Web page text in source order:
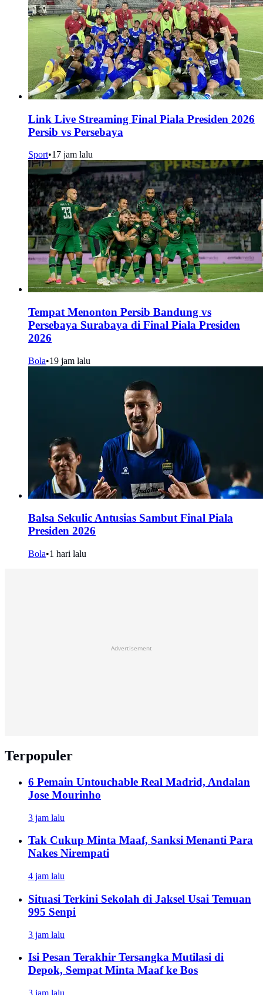
Link Live Streaming Final Piala Presiden 2026
Persib vs Persebaya
Sport•17 jam lalu
Tempat Menonton Persib Bandung vs
Persebaya Surabaya di Final Piala Presiden
2026
Bola•19 jam lalu
Balsa Sekulic Antusias Sambut Final Piala
Presiden 2026
Bola•1 hari lalu
Advertisement
Terpopuler
6 Pemain Untouchable Real Madrid, Andalan
Jose Mourinho
3 jam lalu
Tak Cukup Minta Maaf, Sanksi Menanti Para
Nakes Nirempati
4 jam lalu
Situasi Terkini Sekolah di Jaksel Usai Temuan
995 Senpi
3 jam lalu
Isi Pesan Terakhir Tersangka Mutilasi di
Depok, Sempat Minta Maaf ke Bos
3 jam lalu